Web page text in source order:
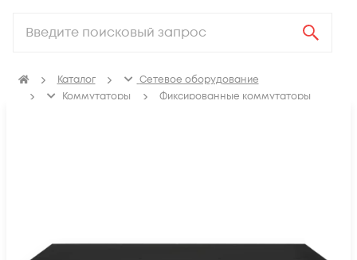
Каталог
Сетевое оборудование
Коммутаторы
Фиксированные коммутаторы